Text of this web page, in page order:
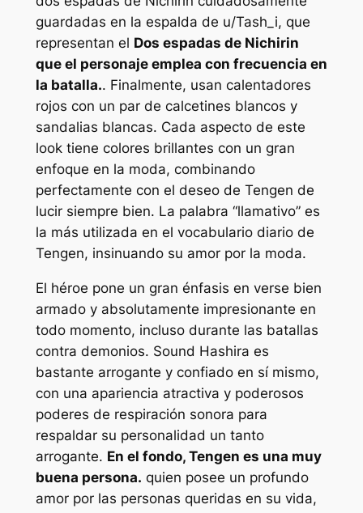
guardadas en la espalda de u/Tash_i, que
representan el Dos espadas de Nichirin
que el personaje emplea con frecuencia en
la batalla.. Finalmente, usan calentadores
rojos con un par de calcetines blancos y
sandalias blancas. Cada aspecto de este
look tiene colores brillantes con un gran
enfoque en la moda, combinando
perfectamente con el deseo de Tengen de
lucir siempre bien. La palabra “llamativo” es
la más utilizada en el vocabulario diario de
Tengen, insinuando su amor por la moda.
El héroe pone un gran énfasis en verse bien
armado y absolutamente impresionante en
todo momento, incluso durante las batallas
contra demonios. Sound Hashira es
bastante arrogante y confiado en sí mismo,
con una apariencia atractiva y poderosos
poderes de respiración sonora para
respaldar su personalidad un tanto
arrogante. En el fondo, Tengen es una muy
buena persona. quien posee un profundo
amor por las personas queridas en su vida,